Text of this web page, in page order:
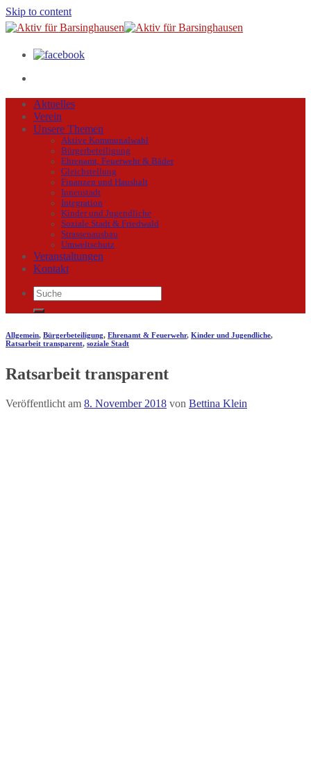
Skip to content
Aktuelles
Verein
Unsere Themen
Aktive Kommunalwahl
Bürgerbeteiligung
Ehrenamt, Feuerwehr & Bäder
Gleichstellung
Finanzen und Haushalt
Innenstadt
Integration
Kinder und Jugendliche
Soziale Stadt & Friedwald
Strassenausbau
Umweltschutz
Veranstaltungen
Kontakt
Allgemein, Bürgerbeteiligung, Ehrenamt & Feuerwehr, Kinder und Jugendliche,
Ratsarbeit transparent, soziale Stadt
Ratsarbeit transparent
Veröffentlicht am 8. November 2018 von Bettina Klein